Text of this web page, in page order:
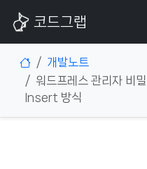
코드그랩
개발노트
워드프레스 관리자 비
Insert 방식